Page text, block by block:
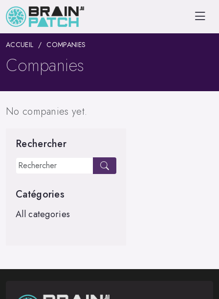
ACCUEIL COMPANIES
Companies
No companies yet.
Rechercher
Catégories
All categories